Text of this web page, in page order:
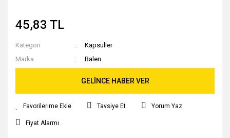
45,83 TL
Kategori
Kapsüller
Marka
Balen
GELİNCE HABER VER
Tavsiye Et Yorum Yaz
Fiyat Alarmı